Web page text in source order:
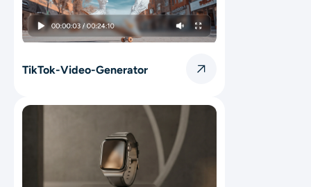
TikTok-Video-Generator